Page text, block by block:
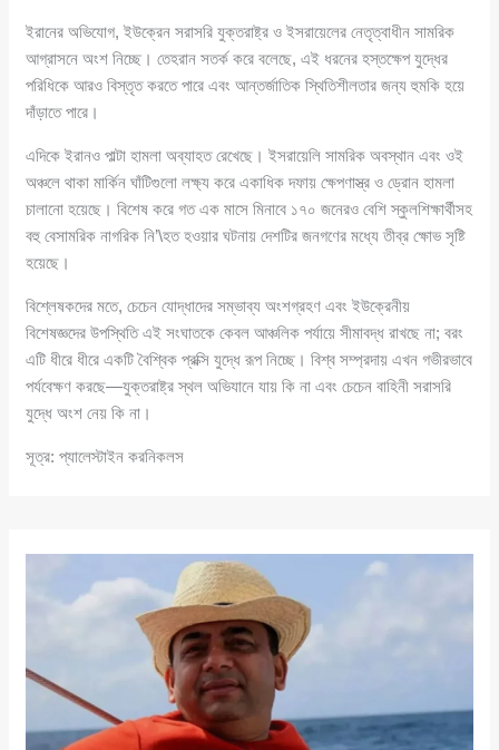
ইরানের অভিযোগ, ইউক্রেন সরাসরি যুক্তরাষ্ট্র ও ইসরায়েলের নেতৃত্বাধীন সামরিক
আগ্রাসনে অংশ নিচ্ছে। তেহরান সতর্ক করে বলেছে, এই ধরনের হস্তক্ষেপ যুদ্ধের
পরিধিকে আরও বিস্তৃত করতে পারে এবং আন্তর্জাতিক স্থিতিশীলতার জন্য হুমকি হয়ে
দাঁড়াতে পারে।
এদিকে ইরানও পাল্টা হামলা অব্যাহত রেখেছে। ইসরায়েলি সামরিক অবস্থান এবং ওই
অঞ্চলে থাকা মার্কিন ঘাঁটিগুলো লক্ষ্য করে একাধিক দফায় ক্ষেপণাস্ত্র ও ড্রোন হামলা
চালানো হয়েছে। বিশেষ করে গত এক মাসে মিনাবে ১৭০ জনেরও বেশি স্কুলশিক্ষার্থীসহ
বহু বেসামরিক নাগরিক নি’\হত হওয়ার ঘটনায় দেশটির জনগণের মধ্যে তীব্র ক্ষোভ সৃষ্টি
হয়েছে।
বিশ্লেষকদের মতে, চেচেন যোদ্ধাদের সম্ভাব্য অংশগ্রহণ এবং ইউক্রেনীয়
বিশেষজ্ঞদের উপস্থিতি এই সংঘাতকে কেবল আঞ্চলিক পর্যায়ে সীমাবদ্ধ রাখছে না; বরং
এটি ধীরে ধীরে একটি বৈশ্বিক প্রক্সি যুদ্ধে রূপ নিচ্ছে। বিশ্ব সম্প্রদায় এখন গভীরভাবে
পর্যবেক্ষণ করছে—যুক্তরাষ্ট্র স্থল অভিযানে যায় কি না এবং চেচেন বাহিনী সরাসরি
যুদ্ধে অংশ নেয় কি না।
সূত্র: প্যালেস্টাইন করনিকলস